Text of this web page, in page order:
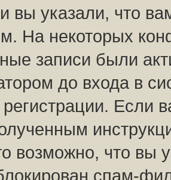
вы указали, что
На некоторых
записи были
до входа в
регистрации.
возможно, что вы
спам-